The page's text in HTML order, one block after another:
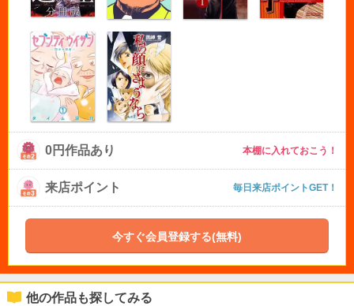
0円作品あり 本棚に入れておこう！
来店ポイント 毎日来店ポイントGET！
今すぐ会員登録する(無料)
他の作品も探してみる